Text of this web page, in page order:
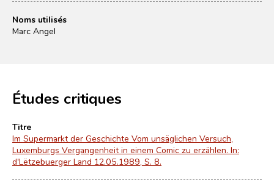
Noms utilisés
Marc Angel
Études critiques
Titre
Im Supermarkt der Geschichte Vom unsäglichen Versuch,
Luxemburgs Vergangenheit in einem Comic zu erzählen. In:
d'Lëtzebuerger Land 12.05.1989, S. 8.